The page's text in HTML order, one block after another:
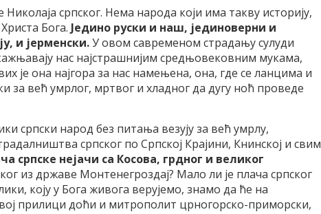
српског. Нема народа који има такву историју,
Бога. Једино руски и наш, јединоверни и
и јерменски.У овом савременом страдању сулуди
нас најстрашнијим средњовековним мукама,
је она најгора за нас намењена, она, где се ланцима и
за већ умрлог, мртвог и хладног да дугу ноћ проведе
српски народ без питања везују за већ умрлу,
српског по Српској Крајини, Книнској и свим
српске нејачи са Косова, грдног и великог
из државе Монтенегроздај? Мало ли је плача српског
коју у Бога живога верујемо, знамо да ће на
прилици доћи и митрополит црногорско-приморски,